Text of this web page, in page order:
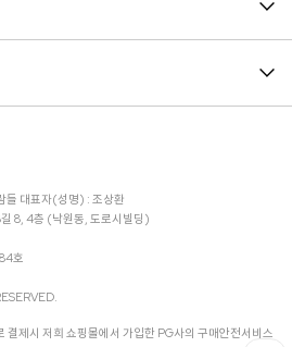
들 대표자(성명) : 조상환
8, 4층 (낙원동, 도로시빌딩)
호
결제시 저희 쇼핑몰에서 가입한 PG사의 구매안전서비스